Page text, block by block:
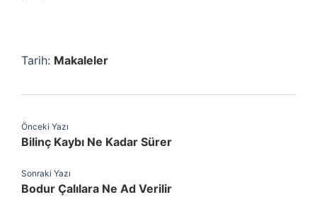
Tarih: Makaleler
Önceki Yazı
Bilinç Kaybı Ne Kadar Sürer
Sonraki Yazı
Bodur Çalılara Ne Ad Verilir